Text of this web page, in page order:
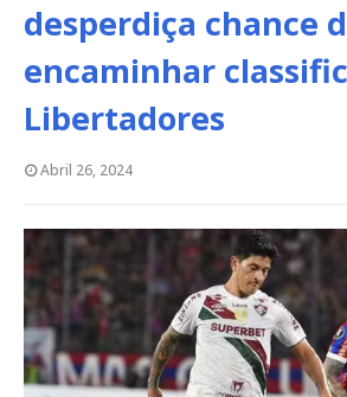
desperdiça chance
encaminhar
Libertadores
Abril 26, 2024